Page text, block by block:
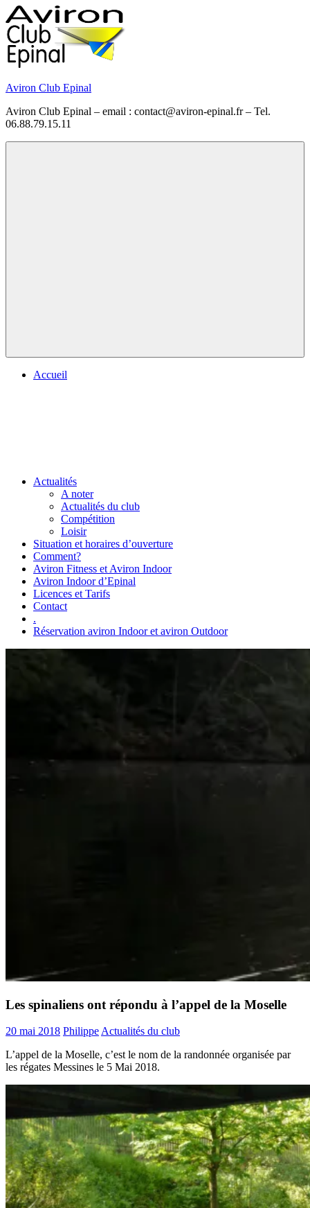
Skip
to
content
Aviron Club Epinal
Aviron Club Epinal – email : contact@aviron-epinal.fr – Tel.
06.88.79.15.11
Accueil
Actualités
A noter
Actualités du club
Compétition
Loisir
Situation et horaires d’ouverture
Comment?
Aviron Fitness et Aviron Indoor
Aviron Indoor d’Epinal
Licences et Tarifs
Contact
.
Réservation aviron Indoor et aviron Outdoor
Les spinaliens ont répondu à l’appel de la Moselle
20 mai 2018 PhilippeActualités du club
L’appel de la Moselle, c’est le nom de la randonnée organisée par
les régates Messines le 5 Mai 2018.